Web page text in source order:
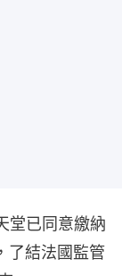
堂已同意繳納
了結法國監管